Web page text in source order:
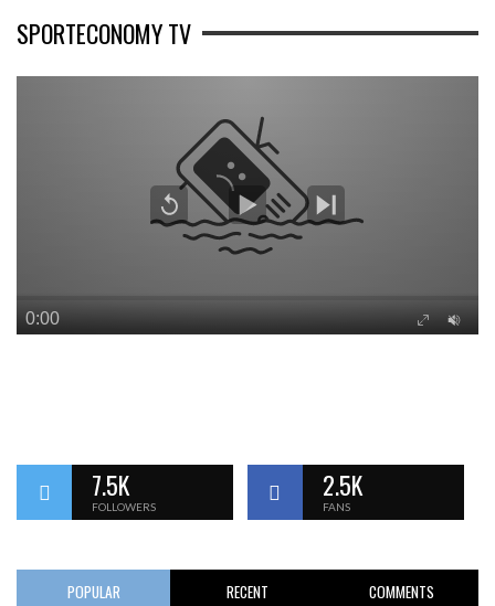
SPORTECONOMY TV
7.5K
FOLLOWERS
2.5K
FANS
POPULAR RECENT COMMENTS